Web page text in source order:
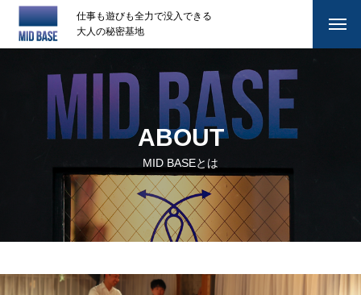
仕事も遊びも全力で没入できる
大人の秘密基地
ABOUT
MID BASEとは